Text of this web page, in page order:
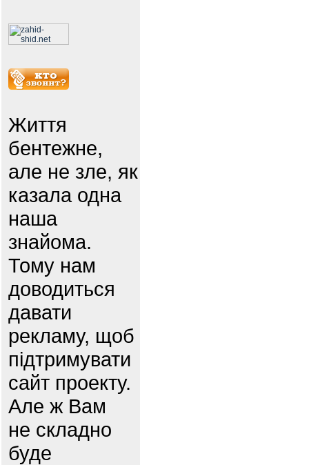
Життя
бентежне,
але не зле, як
казала одна
наша
знайома.
Тому нам
доводиться
давати
рекламу, щоб
підтримувати
сайт проекту.
Але ж Вам
не складно
буде